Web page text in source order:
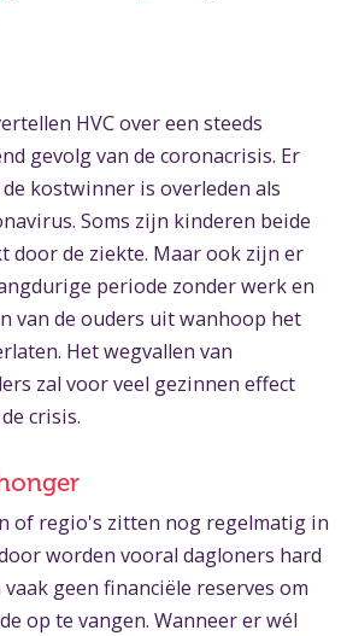
HVC over een steeds
gevolg van de coronacrisis. Er
kostwinner is overleden als
Soms zijn kinderen beide
door de ziekte. Maar ook zijn er
periode zonder werk en
van de ouders uit wanhoop het
Het wegvallen van
zal voor veel gezinnen effect
crisis.
of regio's zitten nog regelmatig in
worden vooral dagloners hard
geen financiële reserves om
op te vangen. Wanneer er wél